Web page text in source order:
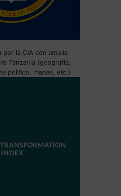
por la CIA con amplia
Tanzania (geografía,
político, mapas, etc.)